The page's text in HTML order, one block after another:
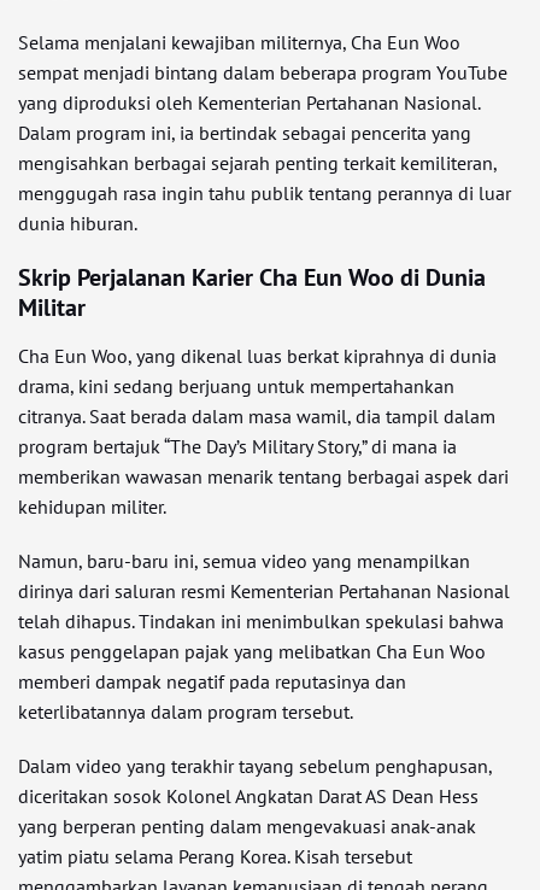
Selama menjalani kewajiban militernya, Cha Eun Woo
sempat menjadi bintang dalam beberapa program YouTube
yang diproduksi oleh Kementerian Pertahanan Nasional.
Dalam program ini, ia bertindak sebagai pencerita yang
mengisahkan berbagai sejarah penting terkait kemiliteran,
menggugah rasa ingin tahu publik tentang perannya di luar
dunia hiburan.
Skrip Perjalanan Karier Cha Eun Woo di Dunia
Militar
Cha Eun Woo, yang dikenal luas berkat kiprahnya di dunia
drama, kini sedang berjuang untuk mempertahankan
citranya. Saat berada dalam masa wamil, dia tampil dalam
program bertajuk “The Day’s Military Story,” di mana ia
memberikan wawasan menarik tentang berbagai aspek dari
kehidupan militer.
Namun, baru-baru ini, semua video yang menampilkan
dirinya dari saluran resmi Kementerian Pertahanan Nasional
telah dihapus. Tindakan ini menimbulkan spekulasi bahwa
kasus penggelapan pajak yang melibatkan Cha Eun Woo
memberi dampak negatif pada reputasinya dan
keterlibatannya dalam program tersebut.
Dalam video yang terakhir tayang sebelum penghapusan,
diceritakan sosok Kolonel Angkatan Darat AS Dean Hess
yang berperan penting dalam mengevakuasi anak-anak
yatim piatu selama Perang Korea. Kisah tersebut